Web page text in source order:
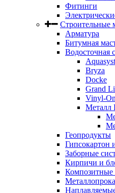
Фитинги
Строительные
Арматура
Битумная
Водосточная
Bryza
Docke
Grand
Vinyl-On
Металл
Геопродукты
Гипсокартон
Заборные
Кирпичи и
Композитные